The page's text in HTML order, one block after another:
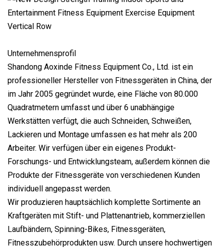
Unternehmensprofil
Shandong Aoxinde Fitness Equipment Co., Ltd. ist ein
professioneller Hersteller von Fitnessgeräten in China, der
im Jahr 2005 gegründet wurde, eine Fläche von 80.000
Quadratmetern umfasst und über 6 unabhängige
Werkstätten verfügt, die auch Schneiden, Schweißen,
Lackieren und Montage umfassen es hat mehr als 200
Arbeiter. Wir verfügen über ein eigenes Produkt-
Forschungs- und Entwicklungsteam, außerdem können die
Produkte der Fitnessgeräte von verschiedenen Kunden
individuell angepasst werden.
Wir produzieren hauptsächlich komplette Sortimente an
Kraftgeräten mit Stift- und Plattenantrieb, kommerziellen
Laufbändern, Spinning-Bikes, Fitnessgeräten,
Fitnesszubehörprodukten usw. Durch unsere hochwertigen